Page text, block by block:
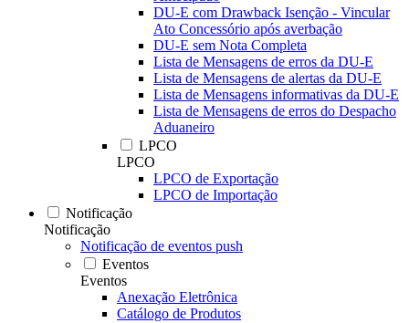
DU-E com Drawback Isenção - Vincular
Ato Concessório após averbação
DU-E sem Nota Completa
Lista de Mensagens de erros da DU-E
Lista de Mensagens de alertas da DU-E
Lista de Mensagens informativas da DU-E
Lista de Mensagens de erros do Despacho
Aduaneiro
LPCO
LPCO
LPCO de Exportação
LPCO de Importação
Notificação
Notificação
Notificação de eventos push
Eventos
Eventos
Anexação Eletrônica
Catálogo de Produtos